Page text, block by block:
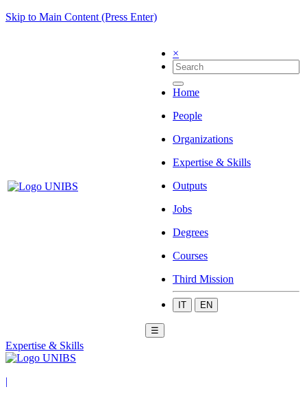
Skip to Main Content (Press Enter)
×
Home
People
Organizations
Expertise & Skills
Outputs
Jobs
Degrees
Courses
Third Mission
IT EN
☰
Expertise & Skills
|